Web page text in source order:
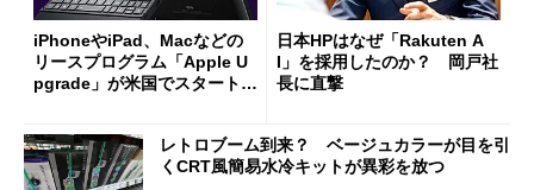
iPhoneやiPad、Macなどの
リースプログラム「Apple U
pgrade」が米国でスタート／
ut」が明...
日本HPはなぜ「Rakuten A
I」を採用したのか？ 岡戸社
長に直撃
レトロブーム到来？ ベージュカラーが目を引
くCRT風簡易水冷キットが異彩を放つ